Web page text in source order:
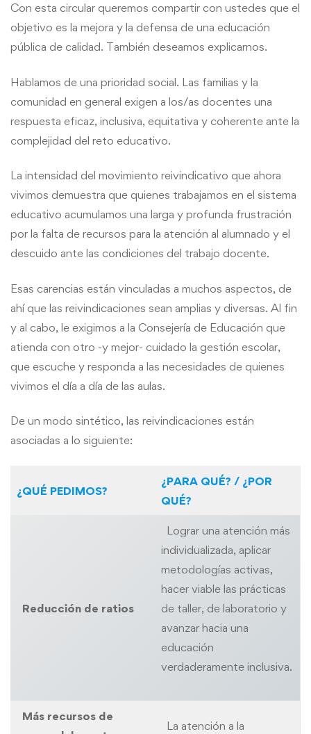
Con esta circular queremos compartir con ustedes que el
objetivo es la mejora y la defensa de una educación
pública de calidad. También deseamos explicarnos.
Hablamos de una prioridad social. Las familias y la
comunidad en general exigen a los/as docentes una
respuesta eficaz, inclusiva, equitativa y coherente ante la
complejidad del reto educativo.
La intensidad del movimiento reivindicativo que ahora
vivimos demuestra que quienes trabajamos en el sistema
educativo acumulamos una larga y profunda frustración
por la falta de recursos para la atención al alumnado y el
descuido ante las condiciones del trabajo docente.
Esas carencias están vinculadas a muchos aspectos, de
ahí que las reivindicaciones sean amplias y diversas. Al fin
y al cabo, le exigimos a la Consejería de Educación que
atienda con otro -y mejor- cuidado la gestión escolar,
que escuche y responda a las necesidades de quienes
vivimos el día a día de las aulas.
De un modo sintético, las reivindicaciones están
asociadas a lo siguiente:
¿QUÉ PEDIMOS?
¿PARA QUÉ? / ¿POR
QUÉ?
Reducción de ratios
Lograr una atención más
individualizada, aplicar
metodologías activas,
hacer viable las prácticas
de taller, de laboratorio y
avanzar hacia una
educación
verdaderamente inclusiva.
Más recursos de
La atención a la